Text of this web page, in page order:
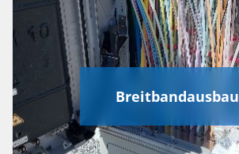
Breitbandausbau